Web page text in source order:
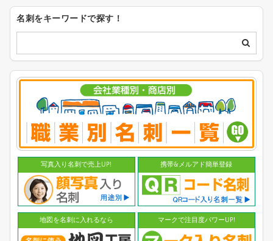
名刺をキーワードで探す！
写真入り名刺で売上UP! 携帯&メルアド簡単登録
地図を名刺に入れるなら マークで注目度パワーUP!